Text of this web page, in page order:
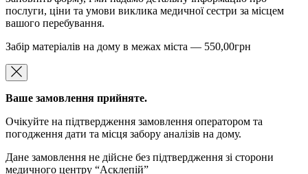
послуги, ціни та умови виклика медичної сестри за місцем
вашого перебування.
Забір матеріалів на дому в межах міста — 550,00грн
Ваше замовлення прийняте.
Очікуйте на підтвердження замовлення оператором та
погодження дати та місця забору аналізів на дому.
Дане замовлення не дійсне без підтвердження зі сторони
медичного центру “Асклепій”